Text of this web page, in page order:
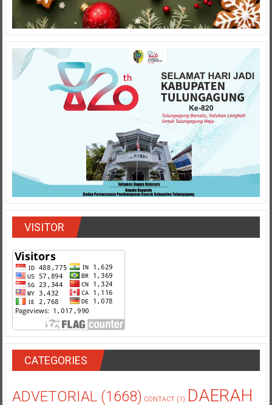
VISITOR
CATEGORIES
ADVETORIAL(1668)
DAERAH
(13295)HIBURAN(99)HUKRIM(1868)